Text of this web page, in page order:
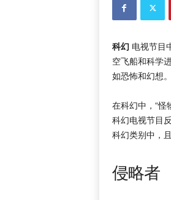
科幻 电视节目
空飞船和科学
如恐怖和幻想
在科幻中，“怪
科幻电视节目
科幻类别中，
侵略者